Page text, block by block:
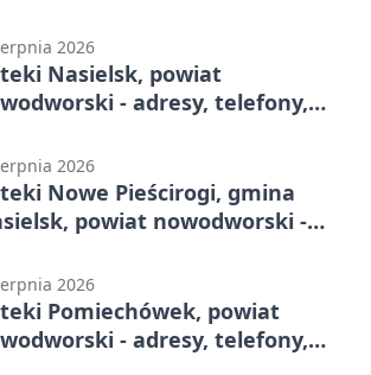
2026
Nasielsk, powiat
- adresy, telefony,
2026
Nowe Pieścirogi, gmina
powiat nowodworski -
2026
Pomiechówek, powiat
- adresy, telefony,